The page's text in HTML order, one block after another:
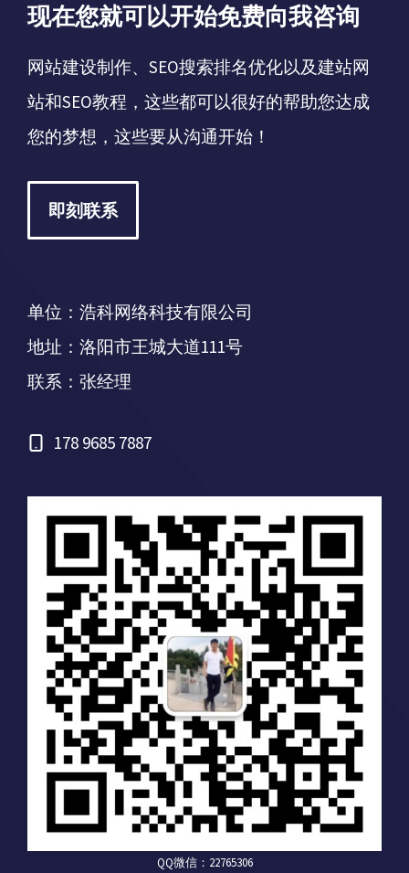
现在您就可以开始免费向我咨询
网站建设制作、SEO搜索排名优化以及建站网
站和SEO教程，这些都可以很好的帮助您达成
您的梦想，这些要从沟通开始！
即刻联系
单位：浩科网络科技有限公司
地址：洛阳市王城大道111号
联系：张经理
178 9685 7887
QQ微信：22765306